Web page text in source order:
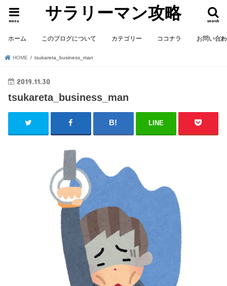
サラリーマン攻略 search
menu
ホーム このブログについて カテゴリー ココナラ お問い合
HOME tsukareta_business_man
2019.11.30
tsukareta_business_man
LINE